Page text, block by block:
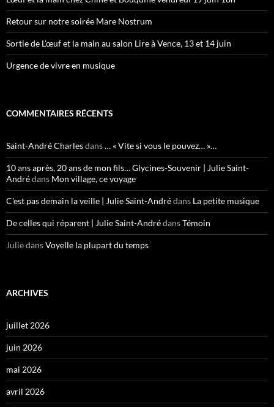
Retour sur notre soirée Mare Nostrum
Sortie de L’œuf et la main au salon Lire à Vence, 13 et 14 juin
Urgence de vivre en musique
COMMENTAIRES RÉCENTS
Saint-André Charlesdans… « Vite si vous le pouvez… »…
10 ans après, 20 ans de mon fils… Glycines-Souvenir | Julie Saint-
Andrédans Mon village, ce voyage
C’est pas demain la veille | Julie Saint-Andrédans La petite musique
De celles qui réparent | Julie Saint-AndrédansTémoin
JuliedansVoyelle la plupart du temps
ARCHIVES
juillet 2026
juin 2026
mai 2026
avril 2026